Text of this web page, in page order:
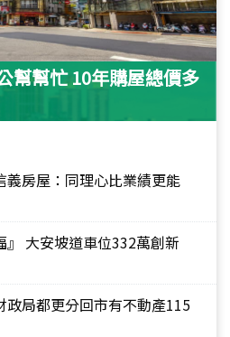
幫幫忙 10年購屋總價多
房屋：同理心比業績更能
』 大安坡道車位332萬創新
政局都更分回市有不動產115